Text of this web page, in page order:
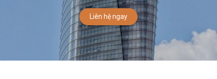
Liên hệ ngay